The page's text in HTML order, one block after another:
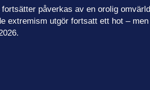
påverkas av en orolig
extremism utgör fortsatt ett hot –